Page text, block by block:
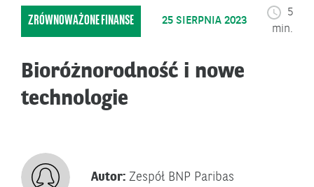
ZRÓWNOWAŻONE FINANSE 25 SIERPNIA 2023
5
min.
Bioróżnorodność i nowe
technologie
Autor: Zespół BNP Paribas